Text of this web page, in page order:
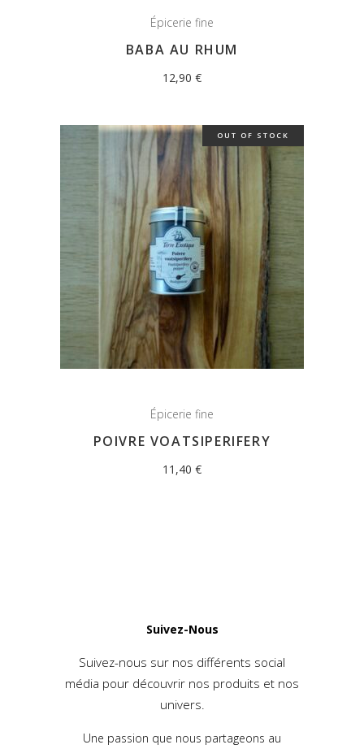
Épicerie fine
BABA AU RHUM
12,90 €
OUT OF STOCK
Épicerie fine
POIVRE VOATSIPERIFERY
11,40 €
Suivez-Nous
Suivez-nous sur nos différents social
média pour découvrir nos produits et nos
univers.
Une passion que nous partageons au